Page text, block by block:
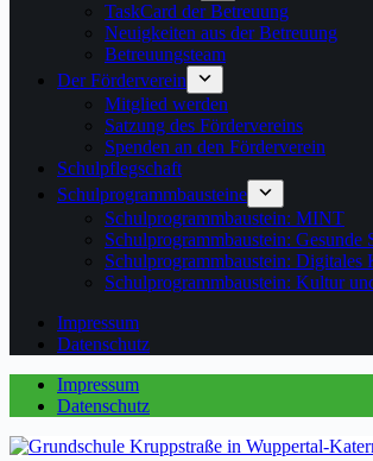
TaskCard der Betreuung
Neuigkeiten aus der Betreuung
Betreuungsteam
Der Förderverein
Mitglied werden
Satzung des Fördervereins
Spenden an den Förderverein
Schulpflegschaft
Schulprogrammbausteine
Schulprogrammbaustein: MINT
Schulprogrammbaustein: Gesunde
Schulprogrammbaustein: Digitales
Schulprogrammbaustein: Kultur
Impressum
Datenschutz
Impressum
Datenschutz